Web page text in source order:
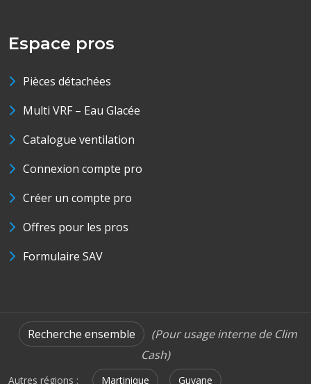
Espace pros
Pièces détachées
Multi VRF – Eau Glacée
Catalogue ventilation
Connexion compte pro
Créer un compte pro
Offres pour les pros
Formulaire SAV
Recherche ensemble
(Pour usage interne de Clim
Cash)
Autres régions : Martinique Guyane